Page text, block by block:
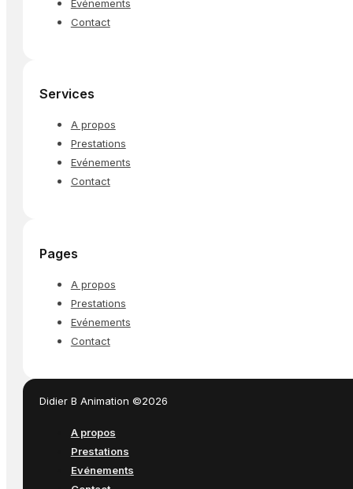
Evénements
Contact
Services
A propos
Prestations
Evénements
Contact
Pages
A propos
Prestations
Evénements
Contact
Didier B Animation ©2026
A propos
Prestations
Evénements